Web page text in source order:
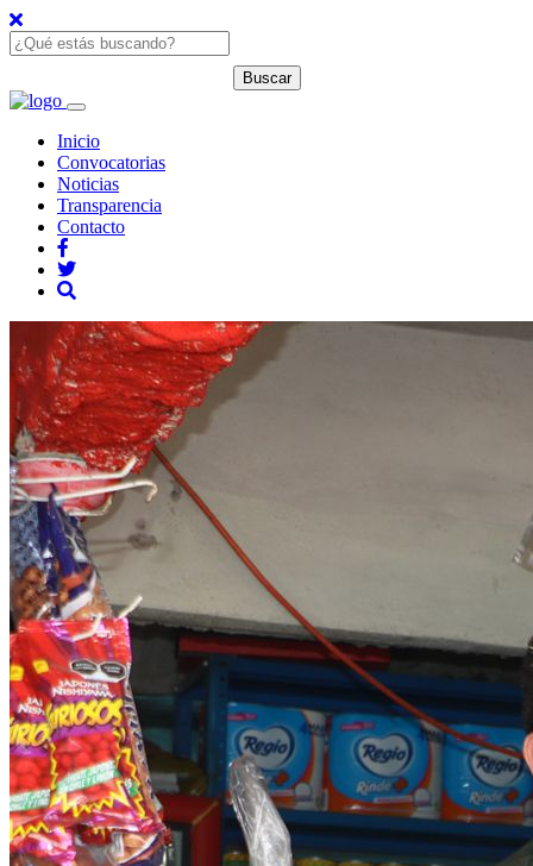
Inicio
Convocatorias
Noticias
Transparencia
Contacto